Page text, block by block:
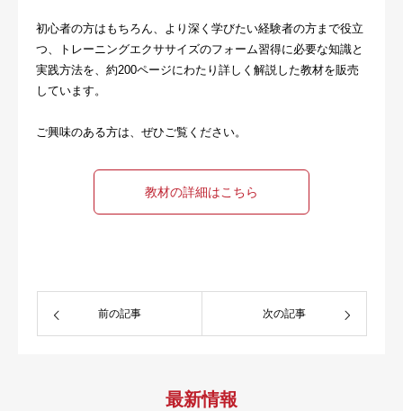
初心者の方はもちろん、より深く学びたい経験者の方まで役立
つ、トレーニングエクササイズのフォーム習得に必要な知識と
実践方法を、約200ページにわたり詳しく解説した教材を販売
しています。
ご興味のある方は、ぜひご覧ください。
教材の詳細はこちら
前の記事 次の記事
最新情報